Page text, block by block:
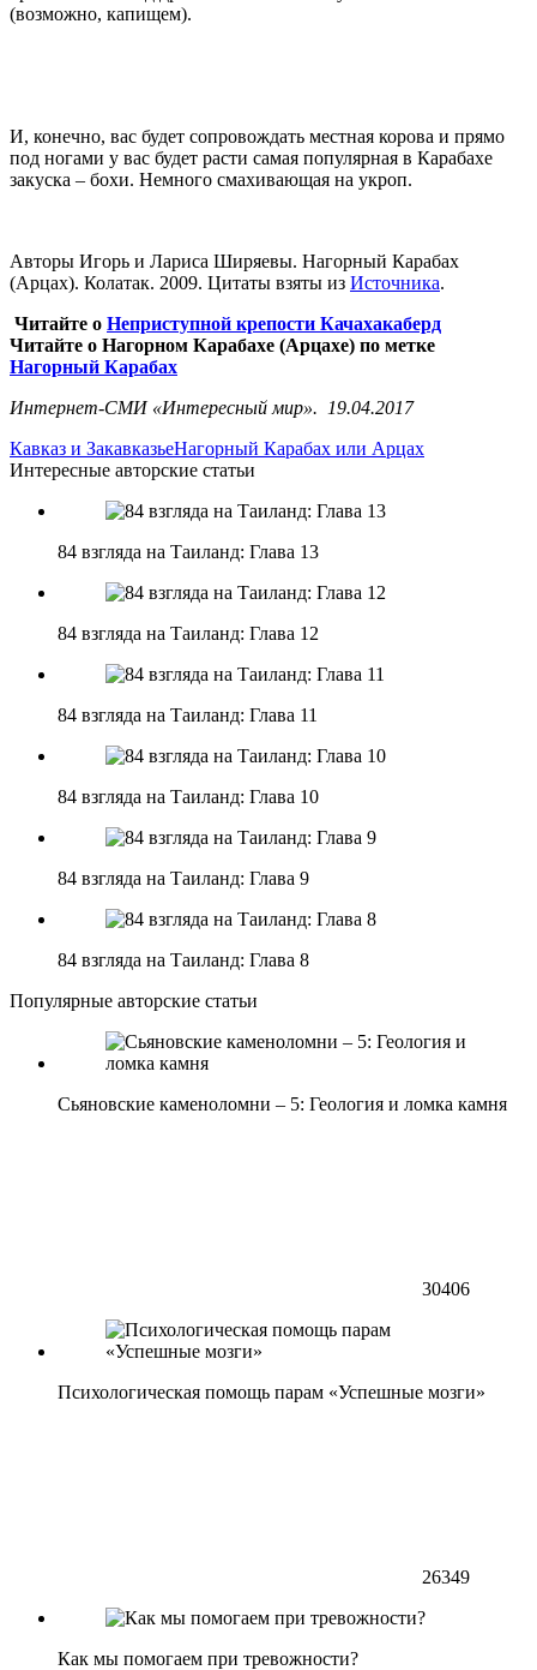
(возможно, капищем).
И, конечно, вас будет сопровождать местная корова и прямо
под ногами у вас будет расти самая популярная в Карабахе
закуска – бохи. Немного смахивающая на укроп.
Авторы Игорь и Лариса Ширяевы. Нагорный Карабах
(Арцах). Колатак. 2009. Цитаты взяты из Источника.
Читайте о Неприступной крепости Качахакаберд
Читайте о Нагорном Карабахе (Арцахе) по метке
Нагорный Карабах
Интернет-СМИ «Интересный мир». 19.04.2017
Кавказ и ЗакавказьеНагорный Карабах или Арцах
Интересные авторские статьи
84 взгляда на Таиланд: Глава 13
84 взгляда на Таиланд: Глава 12
84 взгляда на Таиланд: Глава 11
84 взгляда на Таиланд: Глава 10
84 взгляда на Таиланд: Глава 9
84 взгляда на Таиланд: Глава 8
Популярные авторские статьи
Сьяновские каменоломни – 5: Геология и ломка камня
30406
Психологическая помощь парам «Успешные мозги»
26349
Как мы помогаем при тревожности?